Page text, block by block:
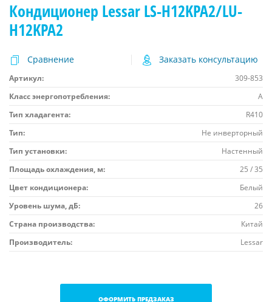
Кондиционер Lessar LS-H12KPA2/LU-
H12KPA2
Сравнение Заказать консультацию
Артикул:
309-853
Класс энергопотребления:
A
Тип хладагента:
R410
Тип:
Не инверторный
Тип установки:
Настенный
Площадь охлаждения, м:
25 / 35
Цвет кондиционера:
Белый
Уровень шума, дБ:
26
Страна производства:
Китай
Производитель:
Lessar
ОФОРМИТЬ ПРЕДЗАКАЗ